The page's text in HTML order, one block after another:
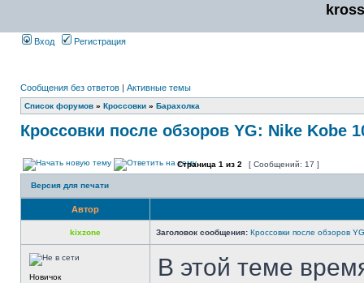
Вход Регистрация
Сообщения без ответов | Активные темы
Список форумов » Кроссовки » Барахолка
Кроссовки после обзоров YG: Nike Kobe
Страница 1 из 2 [ Сообщений: 17 ]
Версия для печати
Автор
kixzone Заголовок сообщения: Кроссовки после обзоров
Новичок
В этой теме